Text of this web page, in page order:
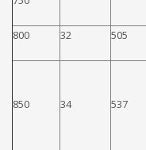
800 32 505
850 34 537